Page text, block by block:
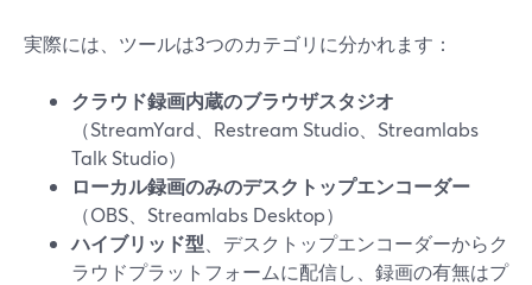
実際には、ツールは3つのカテゴリに分かれます：
クラウド録画内蔵のブラウザスタジオ
（StreamYard、Restream Studio、Streamlabs
Talk Studio）
ローカル録画のみのデスクトップエンコーダー
（OBS、Streamlabs Desktop）
ハイブリッド型 、デスクトップエンコーダーからク
ラウドプラットフォームに配信し、録画の有無はプ